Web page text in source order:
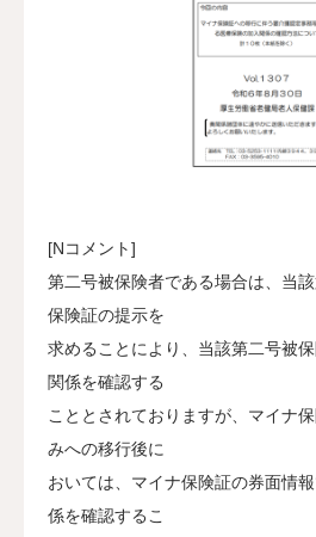
[Nコメント]
第二号被保険者である場合は、当
保険証の提示を
求めることにより、当該第二号被
関係を確認する
こととされておりますが、マイナ
みへの移行後に
おいては、マイナ保険証の券面情
係を確認するこ